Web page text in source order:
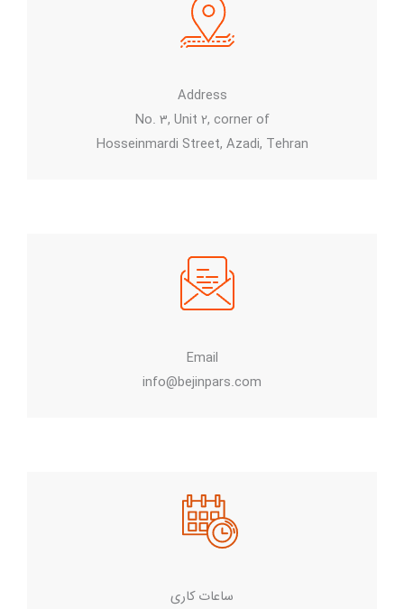
Address
No. 3, Unit 2, corner of
Hosseinmardi Street, Azadi, Tehran
Email
info@bejinpars.com
ساعات کاری